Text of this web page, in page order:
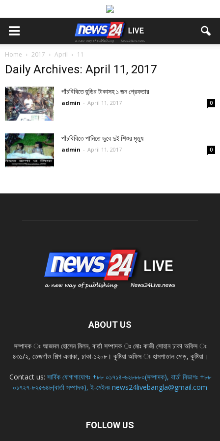
Home 2017 April 11
Daily Archives: April 11, 2017
পাঁচবিবিতে হুন্ডির টাকাসহ ১ জন গ্রেফতার
admin - April 11, 2017 0
পাঁচবিবিতে পানিতে ডুবে দুই শিশুর মৃত্যু
admin - April 11, 2017 0
ABOUT US
সম্পাদক ঃ আজমল হোসেন মিলন, বার্তা সম্পাদক ঃ মোঃ কাজী সোহান ঢাকা অফিস ঃ
৪৩১/২, তেজগাঁও শিল্প এলাকা, ঢাকা-১২০৮। কুষ্টিয়া অফিস ঃ হাসপাতাল মোড়, কুষ্টিয়া।
Contact us: সার্বিক যোগাগাযোগঃ +৮৮ ০১৭১৪-৬২৮৮৮০(সম্পাদক), বার্তা বিভাগঃ +৮৮
০১৭২৭-৮২৫৬৪৮(বার্তা সম্পাদক), ই-মেইলঃ news24livebangla@gmail.com
FOLLOW US